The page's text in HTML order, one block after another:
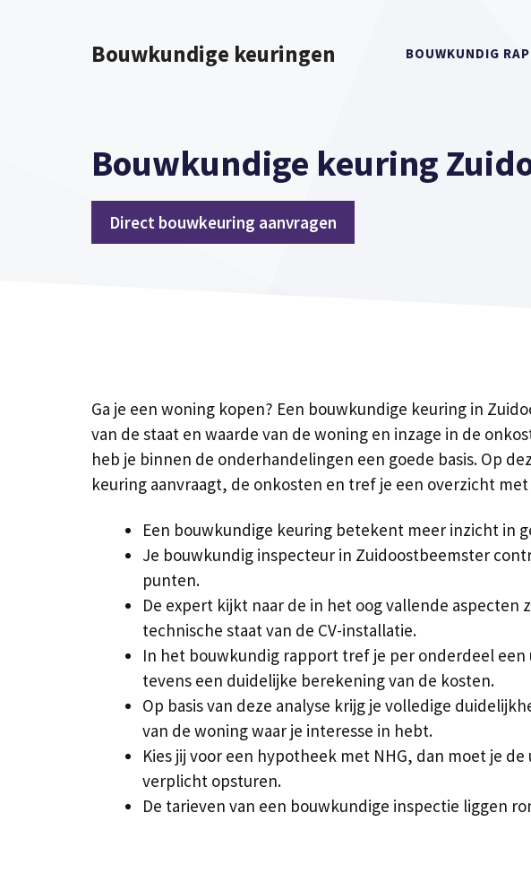
Bouwkundige keuringen BOUWKUNDIG
Bouwkundige keuring
Direct bouwkeuring aanvragen
Ga je een woning kopen? Een bouwkundige keuring in
van de staat en waarde van de woning en inzage in de
heb je binnen de onderhandelingen een goede basis. Op
keuring aanvraagt, de onkosten en tref je een overzicht met
Een bouwkundige keuring betekent meer inzicht in
Je bouwkundig inspecteur in Zuidoostbeemster
punten.
De expert kijkt naar de in het oog vallende aspecten
technische staat van de CV-installatie.
In het bouwkundig rapport tref je per onderdeel
tevens een duidelijke berekening van de kosten.
Op basis van deze analyse krijg je volledige
van de woning waar je interesse in hebt.
Kies jij voor een hypotheek met NHG, dan moet je
verplicht opsturen.
De tarieven van een bouwkundige inspectie liggen